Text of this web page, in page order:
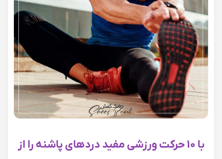
با 10 حرکت ورزشی مفید دردهای پاشنه را از